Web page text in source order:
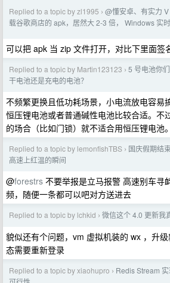
Replied to a topic by zl1995 › @懂安卓、有实力
载谷歌商店的 apk，居然大 2-3 倍， Windows 实
可以把 apk 当 zip 文件打开，对比下里面签
Replied to a topic by Martin123123 › 5 号电池你
干电池还是充电的电池？
不频繁更换且低功耗场景，小电流放电容易
恒压锂电池或者普通碱性电池比较合适。不
的场合（比如门锁）就不适合用恒压锂电池。
Replied to a topic by lemonfishTBS › 国庆假期结
高速上红温的瞬间
@forestrs 不要举报是立马报警 高速别车寻
频，随便一条都可以吧对方送进去
Replied to a topic by lchkid › 微信这个 4.0 更新我
貌似还有个问题，vm 虚拟机装的 wx ，升
态需要重新登录
Replied to a topic by xiaohupro › Redis Stream